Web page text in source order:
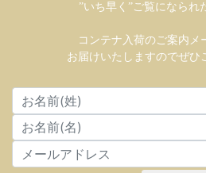
”いち早く”ご覧になられ
コンテナ入荷のご案内メ
お届けいたしますのでぜひ